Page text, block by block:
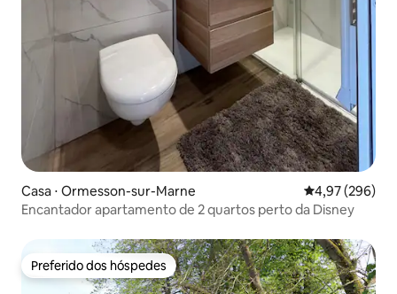
Casa ⋅ Ormesson-sur-Marne 4,97 de uma
4,97 (296)
Encantador apartamento de 2 quartos perto da Disney
Preferido dos hóspedes
Preferido dos hóspedes